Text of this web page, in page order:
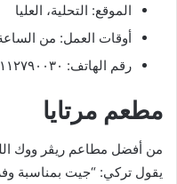
الموقع: التحلية، العليا
أوقات العمل: من الساعة ١م إلى الساعة
رقم الهاتف: ٠١١٢٧٩٠٠٣٠
مطعم مرتايا
من أفضل مطاعم ريڤر ووك
يقول تركي: “جيت بمناسبة